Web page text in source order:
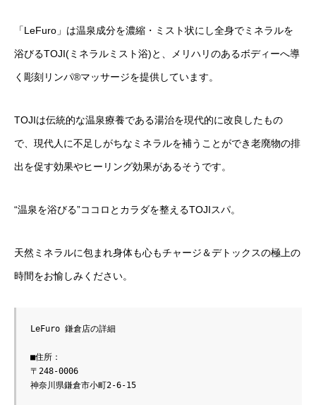
「LeFuro」は温泉成分を濃縮・ミスト状にし全身でミネラルを
浴びるTOJI(ミネラルミスト浴)と、メリハリのあるボディーへ導
く彫刻リンパ®︎マッサージを提供しています。
TOJIは伝統的な温泉療養である湯治を現代的に改良したもの
で、現代人に不足しがちなミネラルを補うことができ老廃物の排
出を促す効果やヒーリング効果があるそうです。
“温泉を浴びる”ココロとカラダを整えるTOJIスパ。
天然ミネラルに包まれ身体も心もチャージ＆デトックスの極上の
時間をお愉しみください。
LeFuro 鎌倉店の詳細
■住所：
〒248-0006
神奈川県鎌倉市小町2-6-15